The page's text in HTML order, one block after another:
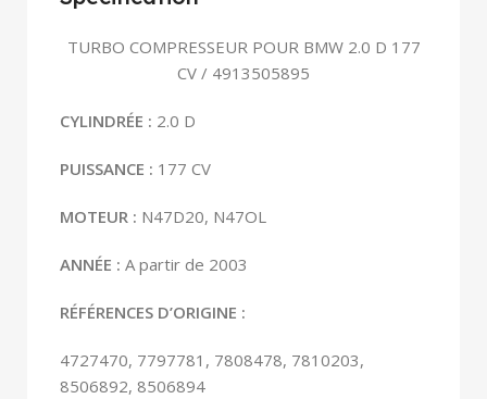
TURBO COMPRESSEUR POUR BMW 2.0 D 177
CV / 4913505895
CYLINDRÉE : 2.0 D
PUISSANCE : 177 CV
MOTEUR : N47D20, N47OL
ANNÉE : A partir de 2003
RÉFÉRENCES D’ORIGINE :
4727470, 7797781, 7808478, 7810203,
8506892, 8506894